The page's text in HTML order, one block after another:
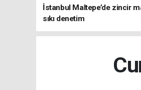
İstanbul Maltepe’de zincir
sıkı denetim